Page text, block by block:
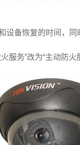
备恢复的时间，同
务”改为“主动防火